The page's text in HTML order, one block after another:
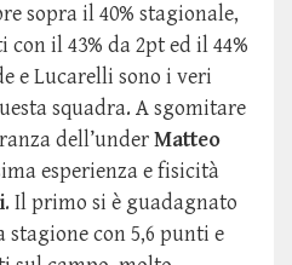
sopra il 40% stagionale,
il 43% da 2pt ed il 44%
e Lucarelli sono i veri
squadra. A sgomitare
dell’underMatteo
esperienza e fisicità
. Il primo si è guadagnato
con 5,6 punti e